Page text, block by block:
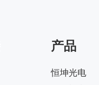
产品
恒坤光电